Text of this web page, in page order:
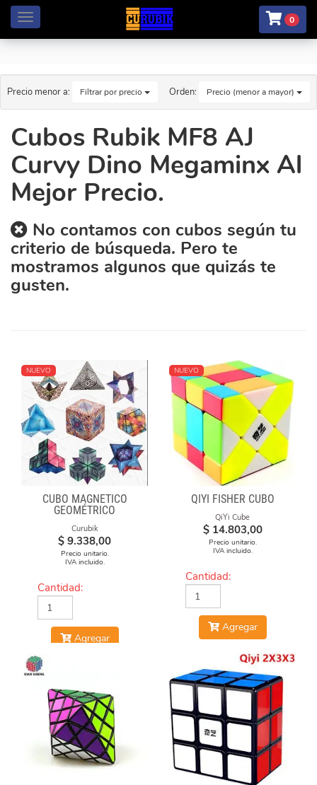
Menú 0
Precio menor a: Filtrar por precio Orden: Precio (menor a mayor)
Cubos Rubik MF8 AJ
Curvy Dino Megaminx Al
Mejor Precio.
No contamos con cubos según tu
criterio de búsqueda. Pero te
mostramos algunos que quizás te
gusten.
NUEVO
CUBO MAGNÉTICO
GEOMÉTRICO
Curubik
$ 9.338,00
Precio unitario.
IVA incluido.
Cantidad:
Agregar
NUEVO
QIYI FISHER CUBO
QiYi Cube
$ 14.803,00
Precio unitario.
IVA incluido.
Cantidad:
Agregar